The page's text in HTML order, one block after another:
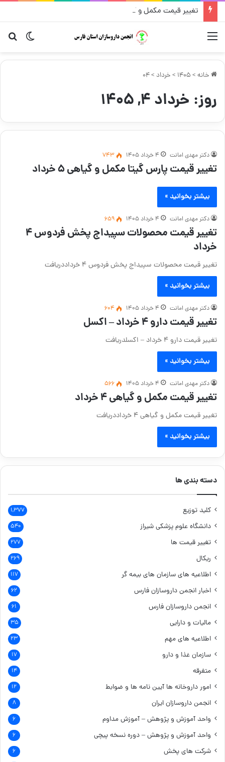
تغییر قیمت مکمل و گیاهی ۱۴ مرداد
تغییر
خانه >
1405
> خرداد >
04
روز: خرداد ۴, ۱۴۰۵
دکتر مهدی امانت ۴ خرداد ۱۴۰۵ 743
تغییر قیمت پارس گیتا مکمل و گیاهی ۵ خرداد
بیشتر بخوانید »
دکتر مهدی امانت ۴ خرداد ۱۴۰۵ 659
تغییر قیمت محصولات سپیداج پخش فردوس ۴
خرداد
تغییر قیمت محصولات سپیداج پخش فردوس ۴ خرداددریافت
بیشتر بخوانید »
دکتر مهدی امانت ۴ خرداد ۱۴۰۵ 604
تغییر قیمت دارو ۴ خرداد – اکسل
تغییر قیمت دارو ۴ خرداد – اکسلدریافت
بیشتر بخوانید »
دکتر مهدی امانت ۴ خرداد ۱۴۰۵ 566
تغییر قیمت مکمل و گیاهی ۴ خرداد
تغییر قیمت مکمل و گیاهی ۴ خرداددریافت
بیشتر بخوانید »
دسته بندی ها
کلید توزیع ۱,۳۷۷
دانشگاه علوم پزشکی شیراز ۵۴۰
تغییر قیمت ها ۲۷۷
ریکال ۲۶۹
اطلاعیه های سازمان های بیمه گر ۱۱۷
اخبار انجمن داروسازان فارس ۶۲
انجمن داروسازان فارس ۶۱
مالیات و دارایی ۳۵
اطلاعیه های مهم ۲۳
سازمان غذا و دارو ۱۷
متفرقه ۱۴
امور داروخانه ها آیین نامه ها و ضوابط ۱۲
انجمن داروسازان ایران ۸
واحد آموزش و پژوهش – آموزش مداوم ۶
واحد آموزش و پژوهش – دوره نسخه پیچی ۶
شرکت های پخش ۶